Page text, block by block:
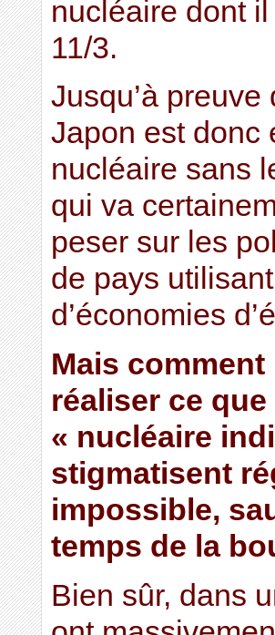
nucléaire dont
11/3.
Jusqu’à
Japon est donc
nucléaire sans
qui va
peser sur les
de pays
d’économies
Mais
réaliser ce
« nucléaire
stigmatisent
impossible,
temps de la
Bien sûr, dans